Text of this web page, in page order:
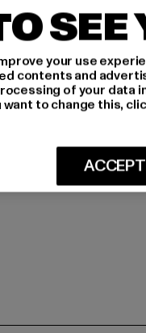
SEE
your use
contents and
of your data
to change this,
ACCEPT